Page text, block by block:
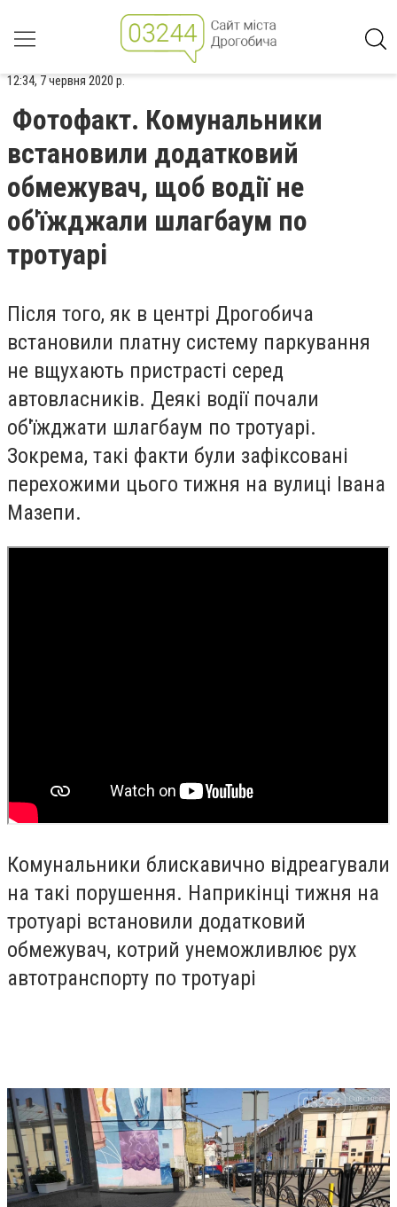
12:34, 7 червня 2020 р.
Фотофакт. Комунальники
встановили додатковий
обмежувач, щоб водії не
об'їжджали шлагбаум по
тротуарі
Після того, як в центрі Дрогобича
встановили платну систему паркування
не вщухають пристрасті серед
автовласників. Деякі водії почали
об'їжджати шлагбаум по тротуарі.
Зокрема, такі факти були зафіксовані
перехожими цього тижня на вулиці Івана
Мазепи.
Комунальники блискавично відреагували
на такі порушення. Наприкінці тижня на
тротуарі встановили додатковий
обмежувач, котрий унеможливлює рух
автотранспорту по тротуарі